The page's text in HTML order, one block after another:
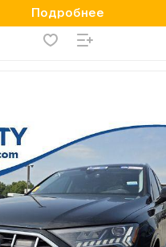
Подробнее